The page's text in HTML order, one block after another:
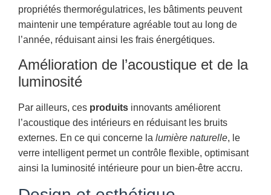
propriétés thermorégulatrices, les bâtiments peuvent
maintenir une température agréable tout au long de
l’année, réduisant ainsi les frais énergétiques.
Amélioration de l’acoustique et de la
luminosité
Par ailleurs, ces produits innovants améliorent
l’acoustique des intérieurs en réduisant les bruits
externes. En ce qui concerne la lumière naturelle, le
verre intelligent permet un contrôle flexible, optimisant
ainsi la luminosité intérieure pour un bien-être accru.